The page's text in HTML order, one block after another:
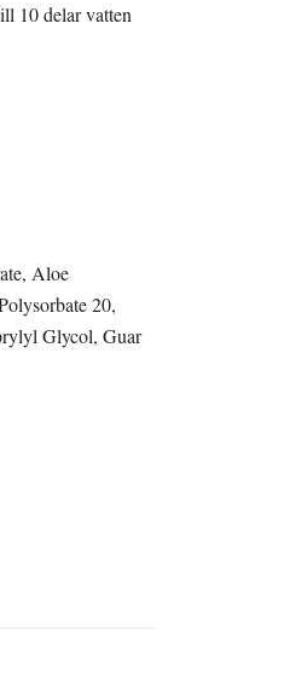
10 delar vatten
Aloe
20,
Glycol, Guar